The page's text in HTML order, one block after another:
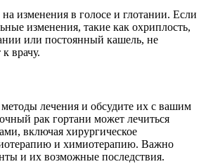
изменения в голосе и глотании. Если
изменения, такие как охриплость,
или постоянный кашель, не
врачу.
лечения и обсудите их с вашим
рак гортани может лечиться
включая хирургическое
и химиотерапию. Важно
и их возможные последствия.